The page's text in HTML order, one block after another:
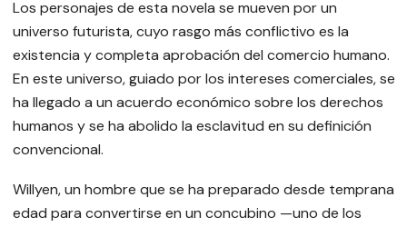
Los personajes de esta novela se mueven por un
universo futurista, cuyo rasgo más conflictivo es la
existencia y completa aprobación del comercio humano.
En este universo, guiado por los intereses comerciales, se
ha llegado a un acuerdo económico sobre los derechos
humanos y se ha abolido la esclavitud en su definición
convencional.
Willyen, un hombre que se ha preparado desde temprana
edad para convertirse en un concubino —uno de los